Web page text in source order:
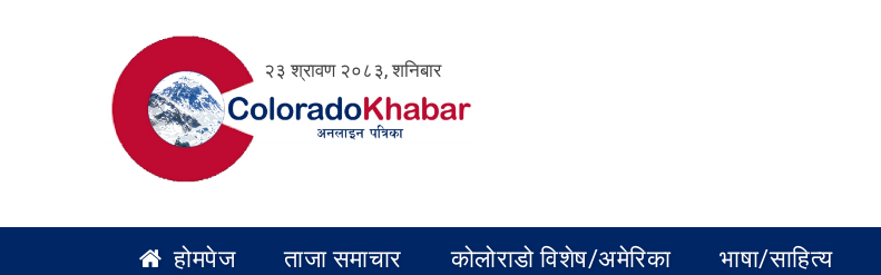
२३ श्रावण २०८३, शनिबार
होमपेज ताजा समाचार कोलोराडो विशेष/अमेरिका भाषा/साहित्य